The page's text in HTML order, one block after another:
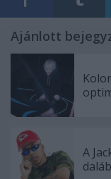
Ajánlott
A